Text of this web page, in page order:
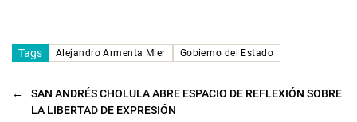
Tags Alejandro Armenta Mier Gobierno del Estado
←
SAN ANDRÉS CHOLULA ABRE ESPACIO DE REFLEXIÓN SOBRE
LA LIBERTAD DE EXPRESIÓN